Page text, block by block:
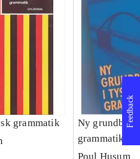
grammatik
Ny grundbog
grammatik
Poul Husum
Feedback